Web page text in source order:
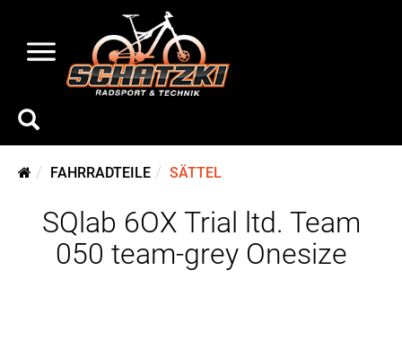
FAHRRADTEILE SÄTTEL
SQlab 6OX Trial ltd. Team
050 team-grey Onesize